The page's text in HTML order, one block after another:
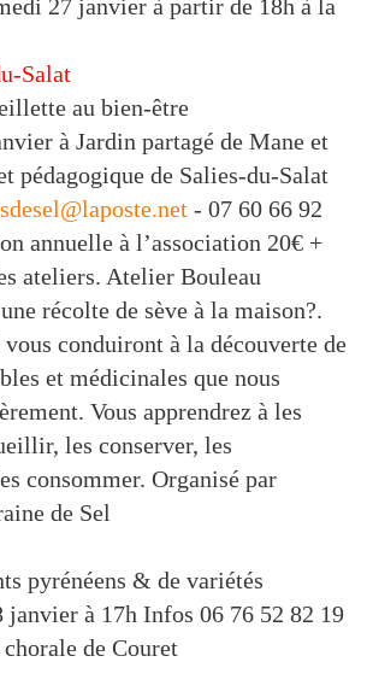
27 janvier à partir de 18h à la
Salat
au bien-être
à Jardin partagé de Mane et
pédagogique de Salies-du-Salat
- 07 60 66 92
annuelle à l’association 20€ +
ateliers. Atelier Bouleau
récolte de sève à la maison?.
conduiront à la découverte de
et médicinales que nous
Vous apprendrez à les
les conserver, les
consommer. Organisé par
de Sel
pyrénéens & de variétés
janvier à 17h Infos 06 76 52 82 19
de Couret